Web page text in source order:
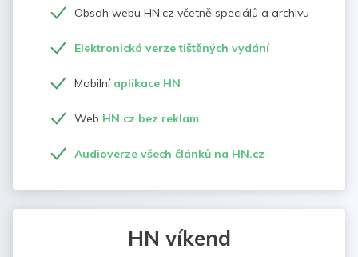
Obsah webu HN.cz včetně speciálů a archivu
Elektronická verze tištěných vydání
Mobilní aplikace HN
Web HN.cz bez reklam
Audioverze všech článků na HN.cz
HN víkend